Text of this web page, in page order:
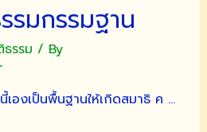
มกรรมฐาน
รรม / By
เองเป็นพื้นฐานให้เกิดสมาธิ ค …